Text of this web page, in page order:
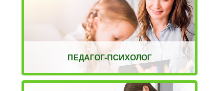
ПЕДАГОГ-ПСИХОЛОГ